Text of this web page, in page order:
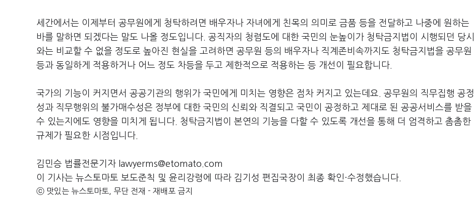
세간에서는 이제부터 공무원에게 청탁하려면 배우자나 자녀에게 친목의 의미로 금품 등을 전달하고 나중에 원하는
바를 말하면 되겠다는 말도 나올 정도입니다. 공직자의 청렴도에 대한 국민의 눈높이가 청탁금지법이 시행되던 당시
와는 비교할 수 없을 정도로 높아진 현실을 고려하면 공무원 등의 배우자나 직계존비속까지도 청탁금지법을 공무원
등과 동일하게 적용하거나 어느 정도 차등을 두고 제한적으로 적용하는 등 개선이 필요합니다.
국가의 기능이 커지면서 공공기관의 행위가 국민에게 미치는 영향은 점차 커지고 있는데요. 공무원의 직무집행 공정
성과 직무행위의 불가매수성은 정부에 대한 국민의 신뢰와 직결되고 국민이 공정하고 제대로 된 공공서비스를 받을
수 있는지에도 영향을 미치게 됩니다. 청탁금지법이 본연의 기능을 다할 수 있도록 개선을 통해 더 엄격하고 촘촘한
규제가 필요한 시점입니다.
김민승 법률전문기자 lawyerms@etomato.com
이 기사는 뉴스토마토 보도준칙 및 윤리강령에 따라 김기성 편집국장이 최종 확인·수정했습니다.
ⓒ 맛있는 뉴스토마토, 무단 전재 - 재배포 금지